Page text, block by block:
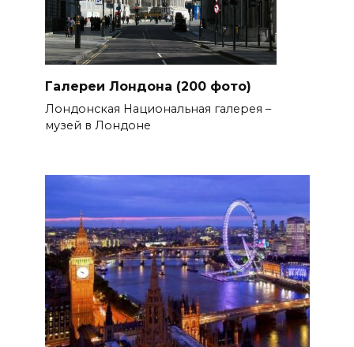
Галереи Лондона (200 фото)
Лондонская Национальная галерея –
музей в Лондоне